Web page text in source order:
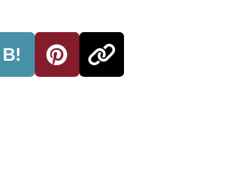
B!